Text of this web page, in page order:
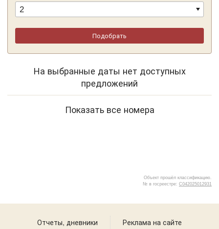
Подобрать
На выбранные даты нет доступных
предложений
Показать все номера
Объект прошёл классификацию.
№ в госреестре: С042025012931
Отчеты, дневники
Реклама на сайте